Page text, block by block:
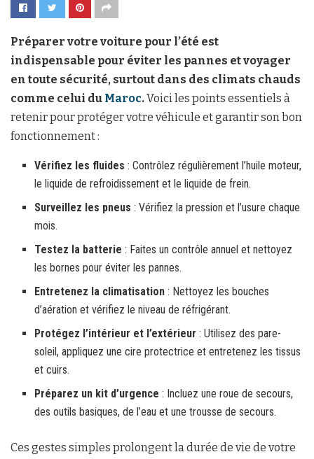
Préparer votre voiture pour l’été est
indispensable pour éviter les pannes et voyager
en toute sécurité, surtout dans des climats chauds
comme celui du Maroc.Voici les points essentiels à
retenir pour protéger votre véhicule et garantir son bon
fonctionnement :
Vérifiez les fluides : Contrôlez régulièrement l’huile moteur,
le liquide de refroidissement et le liquide de frein.
Surveillez les pneus : Vérifiez la pression et l’usure chaque
mois.
Testez la batterie : Faites un contrôle annuel et nettoyez
les bornes pour éviter les pannes.
Entretenez la climatisation : Nettoyez les bouches
d’aération et vérifiez le niveau de réfrigérant.
Protégez l’intérieur et l’extérieur : Utilisez des pare-
soleil, appliquez une cire protectrice et entretenez les tissus
et cuirs.
Préparez un kit d’urgence : Incluez une roue de secours,
des outils basiques, de l’eau et une trousse de secours.
Ces gestes simples prolongent la durée de vie de votre